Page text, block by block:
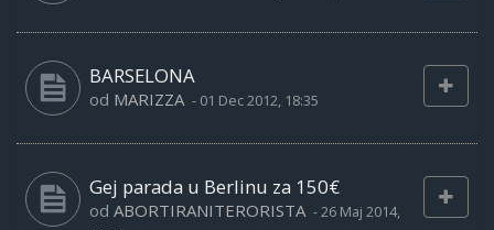
BARSELONA
od MARIZZA - 01 Dec 2012, 18:35
Gej parada u Berlinu za 150€
od ABORTIRANITERORISTA -26 Maj 2014,